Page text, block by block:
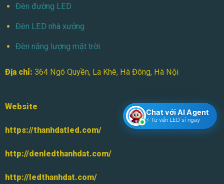
Đèn đường LED
Đèn LED nhà xưởng
Đèn năng lượng mặt trời
Địa chỉ: 364 Ngô Quyền, La Khê, Hà Đông, Hà Nội
Website
https://thanhdatled.com/
http://denledthanhdat.com/
http://ledthanhdat.com/
Chat với AI Agent
⚡ Tư vấn LED sỉ ngay